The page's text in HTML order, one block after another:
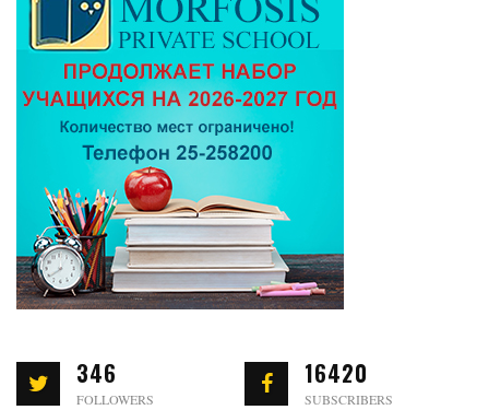
346
FOLLOWERS
16420
SUBSCRIBERS